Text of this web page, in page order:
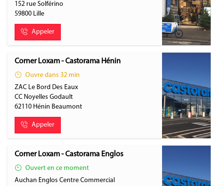
152 rue Solférino
59800 Lille
Appeler
Corner Loxam - Castorama Hénin
Ouvre dans 32 min
ZAC Le Bord Des Eaux
CC Noyelles Godault
62110 Hénin Beaumont
Appeler
Corner Loxam - Castorama Englos
Ouvert en ce moment
Auchan Englos Centre Commercial